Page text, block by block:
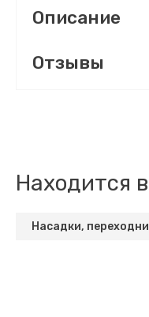
Описание
Отзывы
Находится
Насадки,